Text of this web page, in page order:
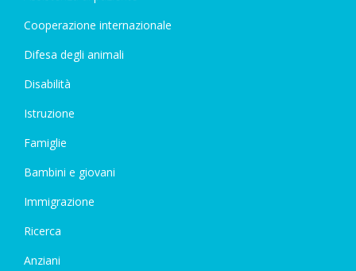
Cooperazione internazionale
Difesa degli animali
Disabilità
Istruzione
Famiglie
Bambini e giovani
Immigrazione
Ricerca
Anziani